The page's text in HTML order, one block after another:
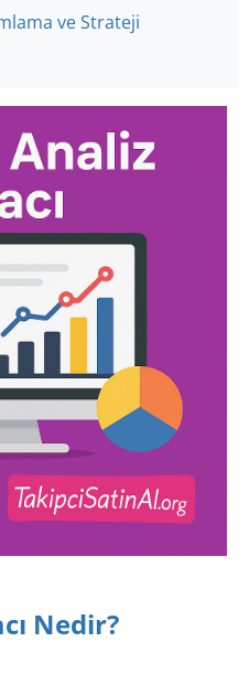
ve Strateji
Nedir?